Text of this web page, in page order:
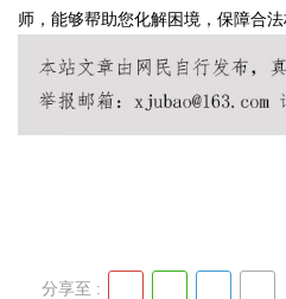
师，能够帮助您化解困境，保障合
分享至 :